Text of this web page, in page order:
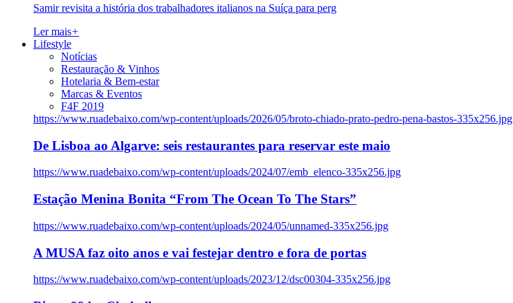
Samir revisita a história dos trabalhadores italianos na Suíça para perg
Ler mais+
Lifestyle
Notícias
Restauração & Vinhos
Hotelaria & Bem-estar
Marcas & Eventos
F4F 2019
https://www.ruadebaixo.com/wp-content/uploads/2026/05/broto-chiado-prato-pedro-pena-bastos-335x256.jpg
De Lisboa ao Algarve: seis restaurantes para reservar este maio
https://www.ruadebaixo.com/wp-content/uploads/2024/07/emb_elenco-335x256.jpg
Estação Menina Bonita “From The Ocean To The Stars”
https://www.ruadebaixo.com/wp-content/uploads/2024/05/unnamed-335x256.jpg
A MUSA faz oito anos e vai festejar dentro e fora de portas
https://www.ruadebaixo.com/wp-content/uploads/2023/12/dsc00304-335x256.jpg